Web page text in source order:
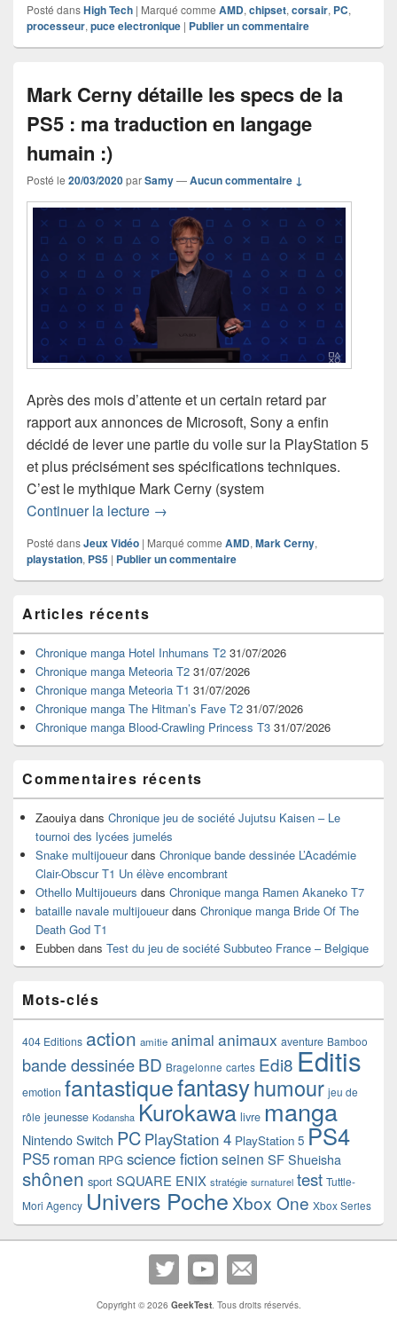
Posté dansHigh Tech | Marqué comme AMD, chipset, corsair, PC,
processeur, puce electronique | Publier un commentaire
Mark Cerny détaille les specs de la
PS5 : ma traduction en langage
humain :)
Posté le 20/03/2020parSamy—Aucun commentaire ↓
Après des mois d’attente et un certain retard par
rapport aux annonces de Microsoft, Sony a enfin
décidé de lever une partie du voile sur la PlayStation 5
et plus précisément ses spécifications techniques.
C’est le mythique Mark Cerny (system
Continuer la lecture Mark Cerny détaille les specs de la
→
Posté dansJeux Vidéo | Marqué comme AMD, Mark Cerny,
playstation, PS5 | Publier un commentaire
principale
de
widget
pour
barre
latérale
Articles récents
Chronique manga Hotel Inhumans T2 31/07/2026
Chronique manga Meteoria T2 31/07/2026
Chronique manga Meteoria T1 31/07/2026
Chronique manga The Hitman’s Fave T2 31/07/2026
Chronique manga Blood-Crawling Princess T3 31/07/2026
Commentaires récents
Zaouiya dans Chronique jeu de société Jujutsu Kaisen – Le
tournoi des lycées jumelés
Snake multijoueurdans Chronique bande dessinée L’Académie
Clair-Obscur T1 Un élève encombrant
Othello Multijoueurs dans Chronique manga Ramen Akaneko T7
bataille navale multijoueurdans Chronique manga Bride Of The
Death God T1
Eubben dans Test du jeu de société Subbuteo France – Belgique
Mots-clés
404 Editions action amitie animal animaux aventure Bamboo
bande dessinéeBD Bragelonne cartes Edi8 Editis
emotion fantastiquefantasyhumour jeu de
rôle jeunesse Kodansha Kurokawa livre manga
Nintendo Switch PC PlayStation 4 PlayStation 5 PS4
PS5 roman RPG science fictionseinen SF Shueisha
shônen sport SQUARE ENIX stratégie surnaturel test Tuttle-
Mori Agency Univers Poche Xbox One Xbox Series
Copyright © 2026 GeekTest. Tous droits réservés.